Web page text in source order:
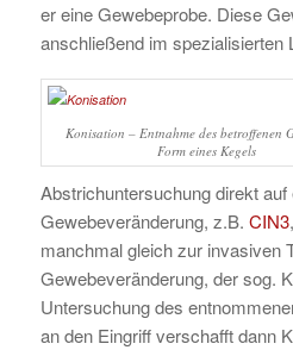
er eine Gewebeprobe. Diese
anschließend im spezialisierten
Konisation – Entnahme des betroffenen
Form eines Kegels
Abstrichuntersuchung direkt
Gewebeveränderung, z.B. CIN3
manchmal gleich zur invasiven
Gewebeveränderung, der sog.
Untersuchung des
an den Eingriff verschafft dann